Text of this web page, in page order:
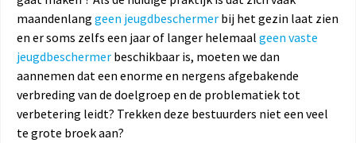
maandenlang geen jeugdbeschermer bij het gezin laat zien
en er soms zelfs een jaar of langer helemaal geen vaste
jeugdbeschermer beschikbaar is, moeten we dan
aannemen dat een enorme en nergens afgebakende
verbreding van de doelgroep en de problematiek tot
verbetering leidt? Trekken deze bestuurders niet een veel
te grote broek aan?